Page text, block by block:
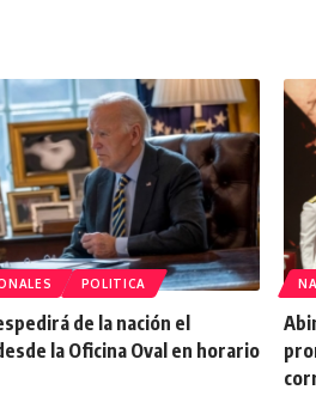
POLITICA
de la nación el
la Oficina Oval en horario